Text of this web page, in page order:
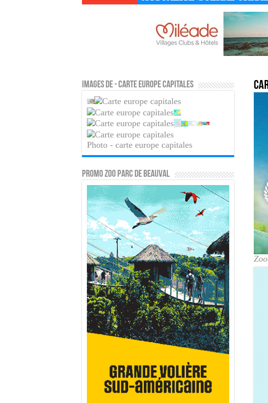
Images de - carte europe capitales
Photo - carte europe capitales
PROMO ZOO PARC DE BEAUVAL